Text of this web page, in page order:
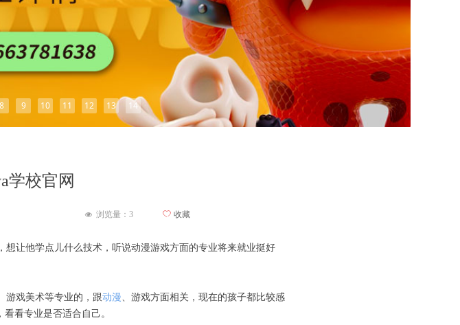
8 9 10 11 12 13 14
学校官网
让他学点儿什么技术，听说动漫游戏方面的专业将来就业挺好
游戏美术等专业的，跟动漫、游戏方面相关，现在的孩子都比较感
看专业是否适合自己。
ꄀ 收藏
넶 浏览量： 3